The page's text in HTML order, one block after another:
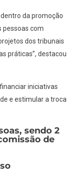
da promoção
pessoas com
dos tribunais
práticas”, destacou
iniciativas
e estimular a troca